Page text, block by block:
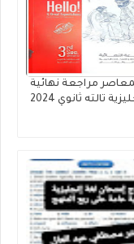
مراجعة نهائية
تالته ثانوي 2024